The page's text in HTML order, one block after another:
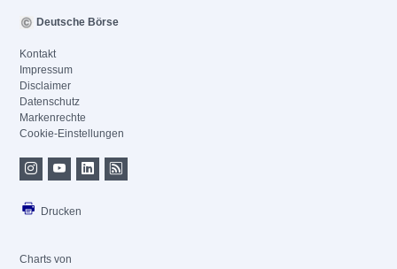
Deutsche Börse
Kontakt
Impressum
Disclaimer
Datenschutz
Markenrechte
Cookie-Einstellungen
Drucken
Charts von